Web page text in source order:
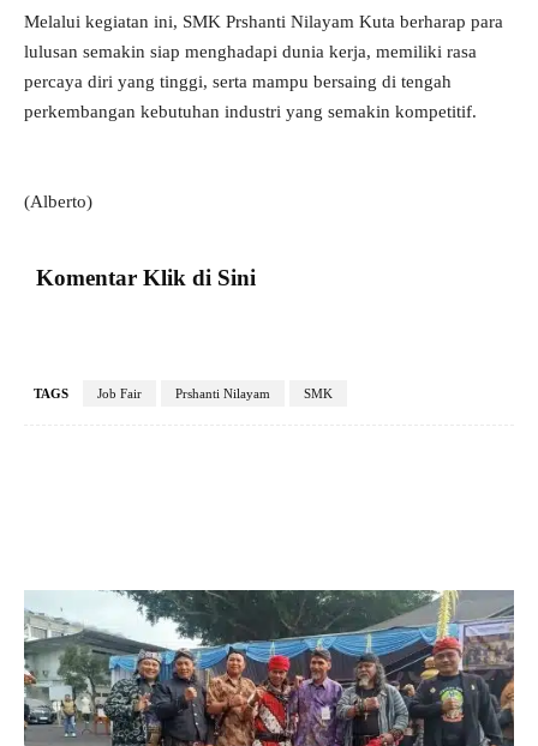
Melalui kegiatan ini, SMK Prshanti Nilayam Kuta berharap para
lulusan semakin siap menghadapi dunia kerja, memiliki rasa
percaya diri yang tinggi, serta mampu bersaing di tengah
perkembangan kebutuhan industri yang semakin kompetitif.
(Alberto)
Komentar Klik di Sini
TAGS Job Fair Prshanti Nilayam SMK